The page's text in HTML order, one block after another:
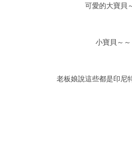
可愛的大寶貝
小寶貝～～
老板娘說這些都是印尼